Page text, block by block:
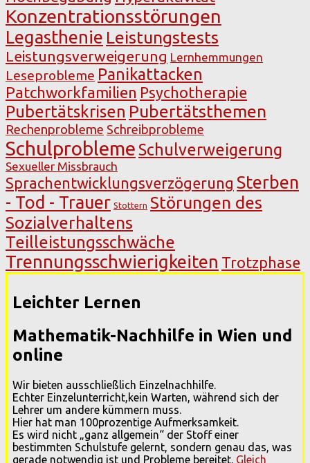
Konzentrationsstörungen
Legasthenie Leistungstests
Leistungsverweigerung Lernhemmungen
Leseprobleme Panikattacken
Patchworkfamilien Psychotherapie
Pubertätskrisen Pubertätsthemen
Rechenprobleme Schreibprobleme
Schulprobleme Schulverweigerung
Sexueller Missbrauch
Sprachentwicklungsverzögerung Sterben
- Tod - Trauer Stottern Störungen des
Sozialverhaltens
Teilleistungsschwäche
Trennungsschwierigkeiten Trotzphase
Leichter Lernen
Mathematik-Nachhilfe in Wien und
online
Wir bieten ausschließlich Einzelnachhilfe.
Echter Einzelunterricht,kein Warten, während sich der
Lehrer um andere kümmern muss.
Hier hat man 100prozentige Aufmerksamkeit.
Es wird nicht „ganz allgemein“ der Stoff einer
bestimmten Schulstufe gelernt, sondern genau das, was
gerade notwendig ist und Probleme bereitet. Gleich